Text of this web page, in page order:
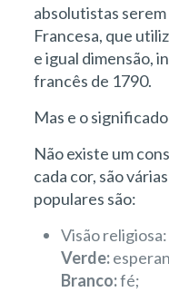
absolutistas
Francesa, que
e igual dimensão,
francês de 1790.
Mas e o
Não existe um
cada cor, são
populares são:
Visão religiosa:
Verde:
Branco:fé;